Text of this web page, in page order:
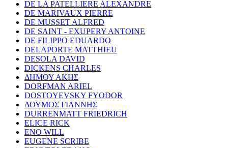
DE LA PATELLIERE ALEXANDRE
DE MARIVAUX PIERRE
DE MUSSET ALFRED
DE SAINT - EXUPERY ANTOINE
DE FILIPPO EDUARDO
DELAPORTE MATTHIEU
DESOLA DAVID
DICKENS CHARLES
ΔΗΜΟΥ ΑΚΗΣ
DORFMAN ARIEL
DOSTOYEVSKY FYODOR
ΔΟΥΜΟΣ ΓΙΑΝΝΗΣ
DURRENMATT FRIEDRICH
ELICE RICK
ENO WILL
EUGENE SCRIBE